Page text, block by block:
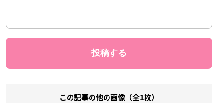
この記事の他の画像（全1枚）